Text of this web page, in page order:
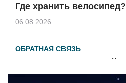
Где хранить велосипед?
06.08.2026
ОБРАТНАЯ СВЯЗЬ
Администрация онлайн